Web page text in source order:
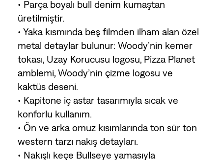
• Parça boyalı bull denim kumaştan
üretilmiştir.
• Yaka kısmında beş filmden ilham alan özel
metal detaylar bulunur: Woody’nin kemer
tokası, Uzay Korucusu logosu, Pizza Planet
amblemi, Woody’nin çizme logosu ve
kaktüs deseni.
• Kapitone iç astar tasarımıyla sıcak ve
konforlu kullanım.
• Ön ve arka omuz kısımlarında ton sür ton
western tarzı nakış detayları.
• Nakışlı keçe Bullseye yamasıyla